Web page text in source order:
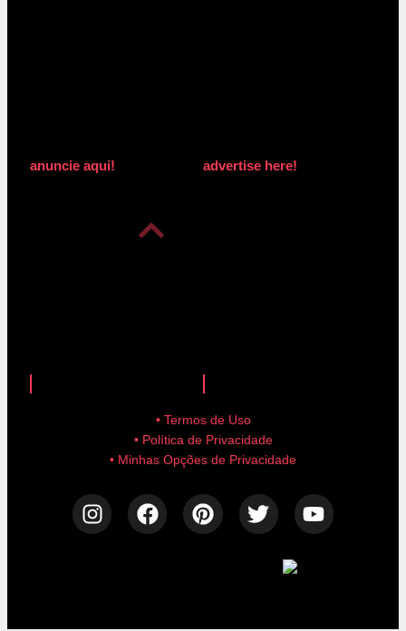
anuncie aqui! advertise here!
• Termos de Uso
• Política de Privacidade
• Minhas Opções de Privacidade